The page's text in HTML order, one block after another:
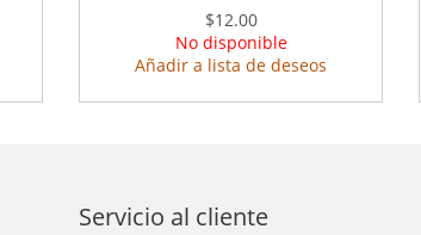
$12.00
No disponible
Añadir a lista de deseos
Servicio al cliente